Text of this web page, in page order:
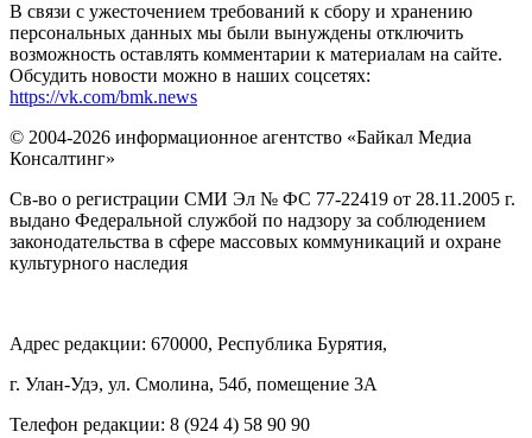
В связи с ужесточением требований к сбору и хранению
персональных данных мы были вынуждены отключить
возможность оставлять комментарии к материалам на сайте.
Обсудить новости можно в наших соцсетях:
https://vk.com/bmk.news
© 2004-2026 информационное агентство «Байкал Медиа
Консалтинг»
Св-во о регистрации СМИ Эл № ФС 77-22419 от 28.11.2005 г.
выдано Федеральной службой по надзору за соблюдением
законодательства в сфере массовых коммуникаций и охране
культурного наследия
Адрес редакции: 670000, Республика Бурятия,
г. Улан-Удэ, ул. Смолина, 54б, помещение 3А
Телефон редакции: ‎‎8 (924 4) 58 90 90